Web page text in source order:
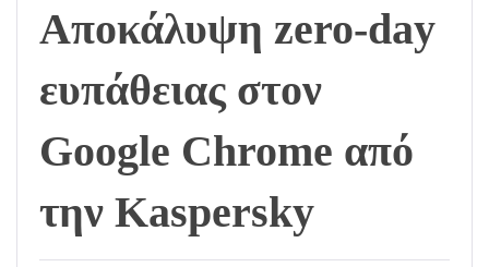
Αποκάλυψη zero-day
ευπάθειας στον
Google Chrome από
την Kaspersky